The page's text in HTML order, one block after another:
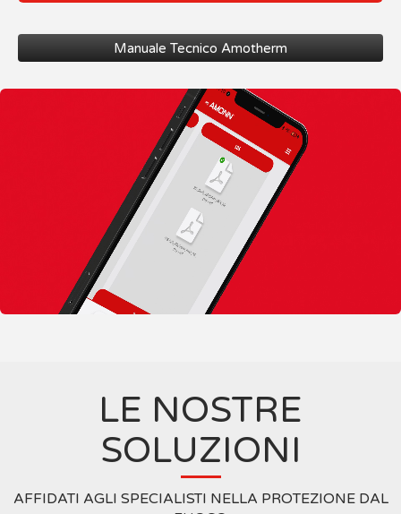
Manuale Tecnico Amotherm
LE NOSTRE
SOLUZIONI
AFFIDATI AGLI SPECIALISTI NELLA PROTEZIONE DAL